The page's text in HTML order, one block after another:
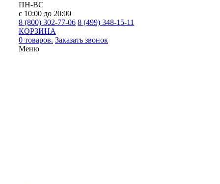
ПН-ВС
с 10:00 до 20:00
8 (800) 302-77-06 8 (499) 348-15-11
КОРЗИНА
0 товаров. Заказать звонок
Меню